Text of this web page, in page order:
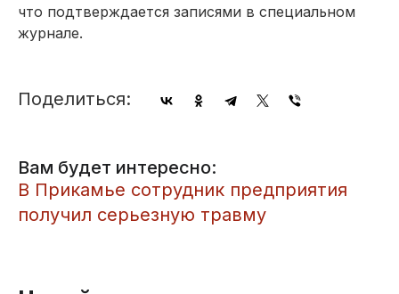
что подтверждается записями в специальном
журнале.
Поделиться:
Вам будет интересно:
В Прикамье сотрудник предприятия
получил серьезную травму